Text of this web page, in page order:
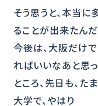
そう思うと、本当
ることが出来たんだ
今後は、大阪だけ
ればいいなあと思
ところ、先日も、
大学で、やはり